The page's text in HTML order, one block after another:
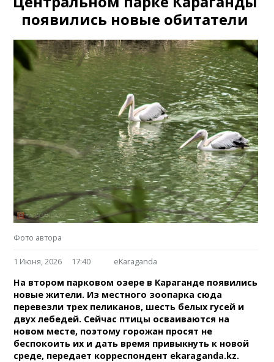
появились новые обитатели
Фото автора
1 Июня, 2026 17:40 eKaraganda
На втором парковом озере в Караганде появились
новые жители. Из местного зоопарка сюда
перевезли трех пеликанов, шесть белых гусей и
двух лебедей. Сейчас птицы осваиваются на
новом месте, поэтому горожан просят не
беспокоить их и дать время привыкнуть к новой
среде, передает корреспондент ekaraganda.kz.